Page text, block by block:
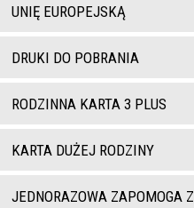
UNIĘ EUROPEJSKĄ
DRUKI DO POBRANIA
RODZINNA KARTA 3 PLUS
KARTA DUŻEJ RODZINY
JEDNORAZOWA ZAPOMOGA Z